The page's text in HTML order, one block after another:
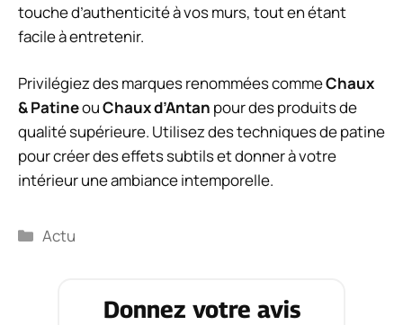
touche d’authenticité à vos murs, tout en étant
facile à entretenir.
Privilégiez des marques renommées commeChaux
& PatineouChaux d’Antan pour des produits de
qualité supérieure. Utilisez des techniques de patine
pour créer des effets subtils et donner à votre
intérieur une ambiance intemporelle.
Catégories
Actu
Donnez votre avis